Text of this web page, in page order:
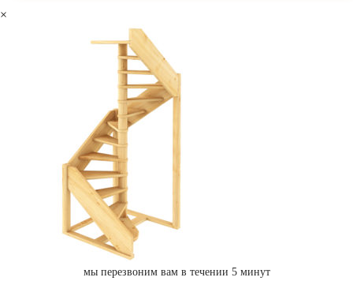
×
мы перезвоним вам в течении 5 минут